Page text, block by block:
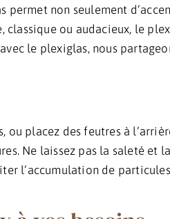
non seulement
ou audacieux, le
le plexiglas, nous
placez des feutres à
Ne laissez pas la saleté et
l’accumulation de